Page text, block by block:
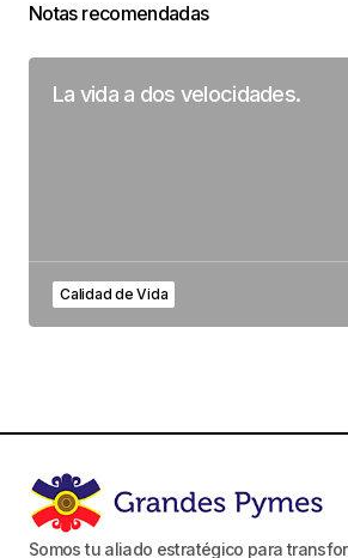
Notas recomendadas
La vida a dos velocidades.
Calidad de Vida
Somos tu aliado estratégico para